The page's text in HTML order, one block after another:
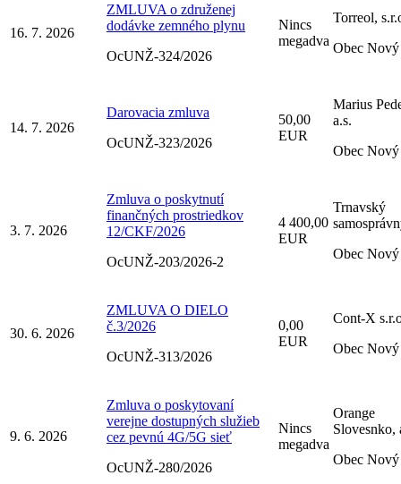
16. 7. 2026
ZMLUVA o združenej
dodávke zemného plynu
OcUNŽ-324/2026
Nincs
megadva
Torreol,
Obec
14. 7. 2026
Darovacia zmluva
OcUNŽ-323/2026
50,00
EUR
Marius
a.s.
Obec
3. 7. 2026
Zmluva o poskytnutí
finančných prostriedkov
12/CKF/2026
OcUNŽ-203/2026-2
4 400,00
EUR
Trnavský
Obec
30. 6. 2026
ZMLUVA O DIELO
č.3/2026
OcUNŽ-313/2026
0,00
EUR
Cont-X
Obec
9. 6. 2026
Zmluva o poskytovaní
verejne dostupných služieb
cez pevnú 4G/5G sieť
OcUNŽ-280/2026
Nincs
megadva
Orange
Slovesnko,
Obec